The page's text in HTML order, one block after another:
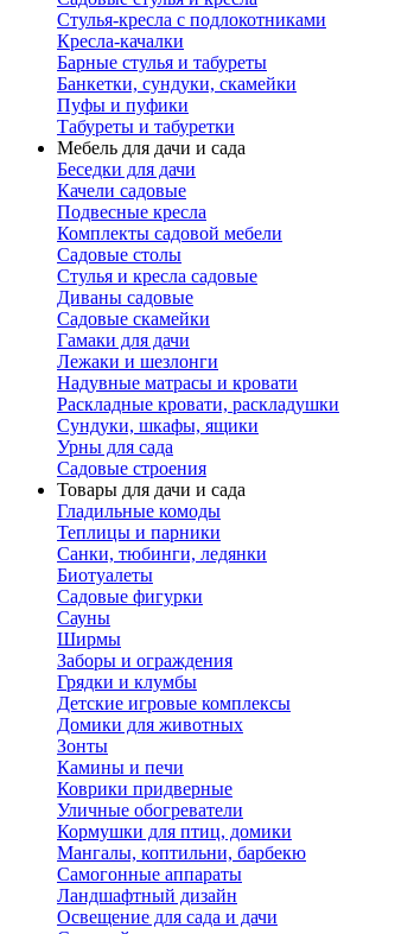
Стулья-кресла с подлокотниками
Кресла-качалки
Барные стулья и табуреты
Банкетки, сундуки, скамейки
Пуфы и пуфики
Табуреты и табуретки
Мебель для дачи и сада
Беседки для дачи
Качели садовые
Подвесные кресла
Комплекты садовой мебели
Садовые столы
Стулья и кресла садовые
Диваны садовые
Садовые скамейки
Гамаки для дачи
Лежаки и шезлонги
Надувные матрасы и кровати
Раскладные кровати, раскладушки
Сундуки, шкафы, ящики
Урны для сада
Садовые строения
Товары для дачи и сада
Гладильные комоды
Теплицы и парники
Санки, тюбинги, ледянки
Биотуалеты
Садовые фигурки
Сауны
Ширмы
Заборы и ограждения
Грядки и клумбы
Детские игровые комплексы
Домики для животных
Зонты
Камины и печи
Коврики придверные
Уличные обогреватели
Кормушки для птиц, домики
Мангалы, коптильни, барбекю
Самогонные аппараты
Ландшафтный дизайн
Освещение для сада и дачи